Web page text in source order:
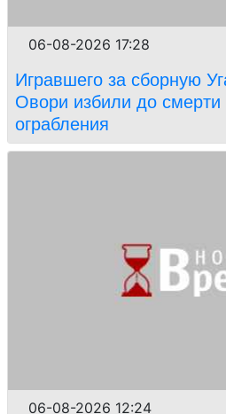
06-08-2026 17:28
Игравшего за сборную
Овори избили до
ограбления
06-08-2026 12:24